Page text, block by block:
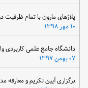
پلاژهای مارون با تمام
دانشگاه جامع علمی کاربردی
۰۷ بهمن ۱۳۹۷
برگزاری آیین تکریم و معارفه